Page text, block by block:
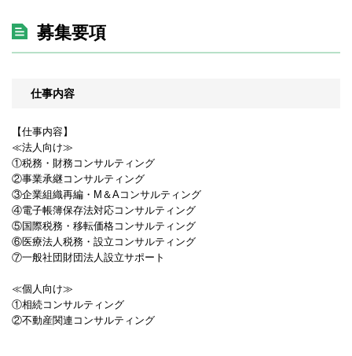
募集要項
仕事内容
【仕事内容】
≪法人向け≫
①税務・財務コンサルティング
②事業承継コンサルティング
③企業組織再編・M＆Aコンサルティング
④電子帳簿保存法対応コンサルティング
⑤国際税務・移転価格コンサルティング
⑥医療法人税務・設立コンサルティング
⑦一般社団財団法人設立サポート
≪個人向け≫
①相続コンサルティング
②不動産関連コンサルティング